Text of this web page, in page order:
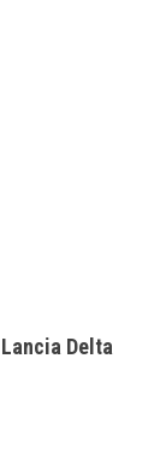
Lancia Delta